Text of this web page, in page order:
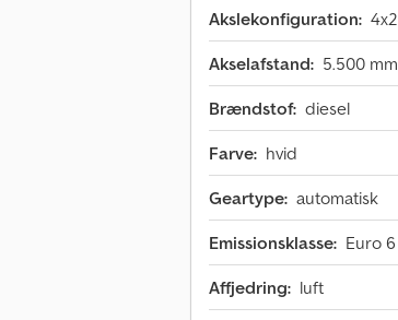
Akslekonfiguration: 4x2
Akselafstand: 5.500 mm
Brændstof: diesel
Farve: hvid
Geartype: automatisk
Emissionsklasse: Euro 6
Affjedring: luft